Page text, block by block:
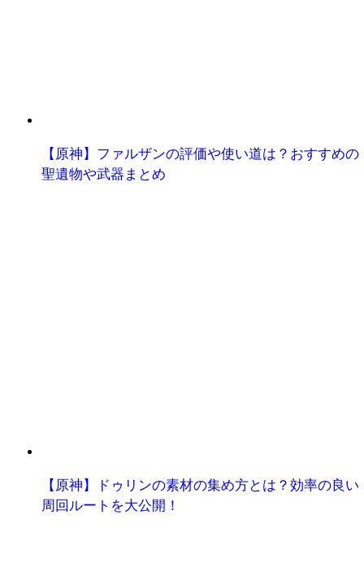
【原神】ファルザンの評価や使い道は？おすすめの
聖遺物や武器まとめ
【原神】ドゥリンの素材の集め方とは？効率の良い
周回ルートを大公開！